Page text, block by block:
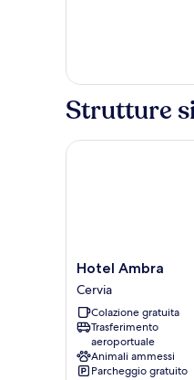
Strutture
Hotel
Ambra
Cervia
Hotel Ambra
Cervia
Colazione gratuita
Trasferimento
aeroportuale
Animali ammessi
Parcheggio gratuito
Hotel Ambra